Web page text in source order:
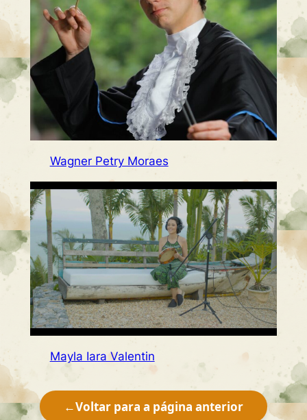
Wagner Petry Moraes
Mayla Iara Valentin
←Voltar para a página anterior